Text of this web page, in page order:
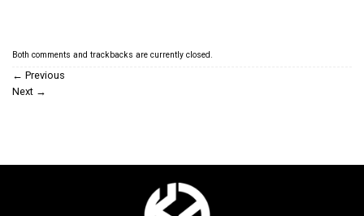
Both comments and trackbacks are currently closed.
← Previous
Next →